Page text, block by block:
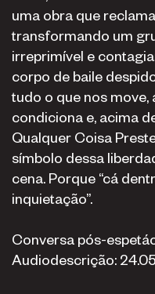
uma obra que
transformando um
irreprimível e
corpo de baile
tudo o que nos move,
condiciona e, acima
Qualquer Coisa
símbolo dessa
cena. Porque “cá
inquietação”.
Conversa pós-
Audiodescrição: 24.05